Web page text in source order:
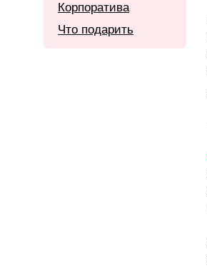
Корпоратива
Что подарить